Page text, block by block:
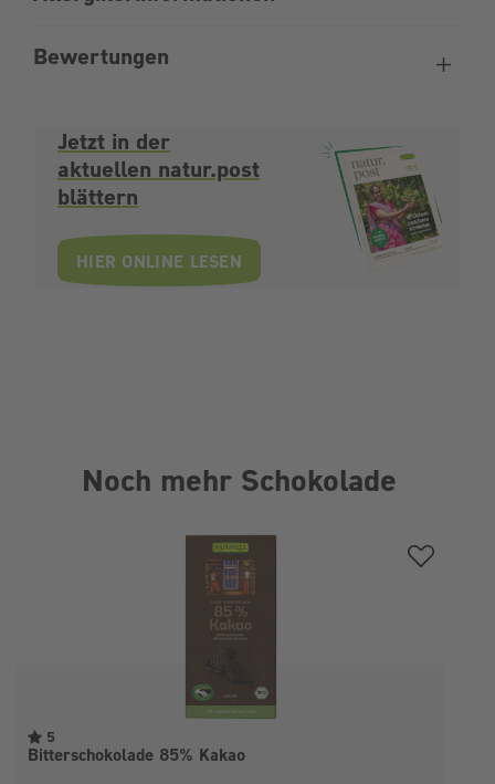
Bewertungen
Jetzt in der
aktuellen natur.post
blättern
HIER ONLINE LESEN
Noch mehr Schokolade
5
Bitterschokolade 85% Kakao